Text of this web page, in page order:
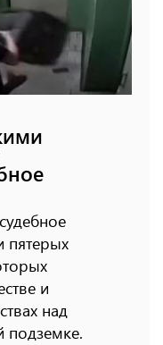
пятерых
и
над
подземке.